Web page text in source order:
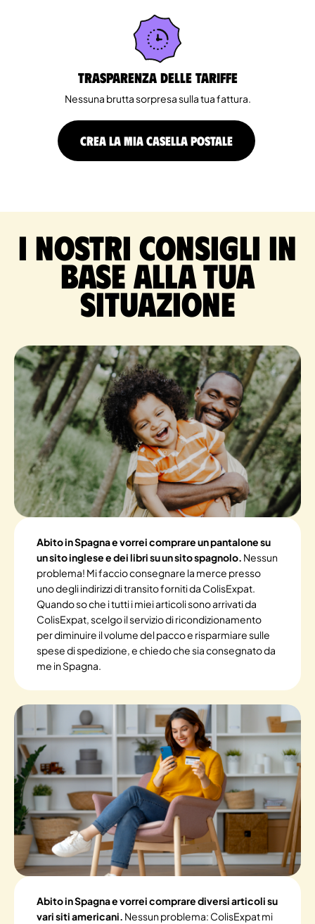
Trasparenza delle tariffe
Nessuna brutta sorpresa sulla tua fattura.
CREA LA MIA CASELLA POSTALE
I nostri consigli in
base alla tua
situazione
Abito in Spagna e vorrei comprare un pantalone su
un sito inglese e dei libri su un sito spagnolo. Nessun
problema! Mi faccio consegnare la merce presso
uno degli indirizzi di transito forniti da ColisExpat.
Quando so che i tutti i miei articoli sono arrivati da
ColisExpat, scelgo il servizio di ricondizionamento
per diminuire il volume del pacco e risparmiare sulle
spese di spedizione, e chiedo che sia consegnato da
me in Spagna.
Abito in Spagna e vorrei comprare diversi articoli su
vari siti americani. Nessun problema: ColisExpat mi